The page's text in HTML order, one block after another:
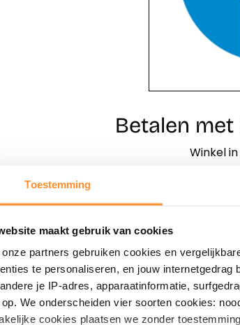
Toestemming
maakt gebruik van cookies
onze partners gebruiken cookies en
te personaliseren, en jouw
je IP-adres, apparaatinformatie,
op. We onderscheiden vier soorten cookies:
cookies plaatsen we zonder
Betalen met
Winkel
Direct shoppen